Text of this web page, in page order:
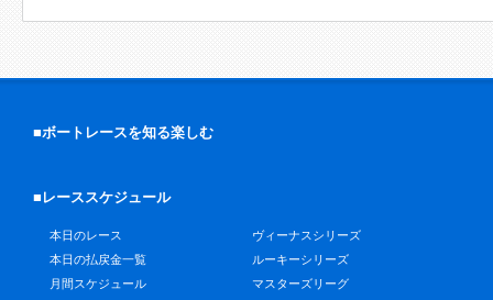
■ボートレースを知る楽しむ
■レーススケジュール
本日のレース
本日の払戻金一覧
月間スケジュール
ヴィーナスシリーズ
ルーキーシリーズ
マスターズリーグ